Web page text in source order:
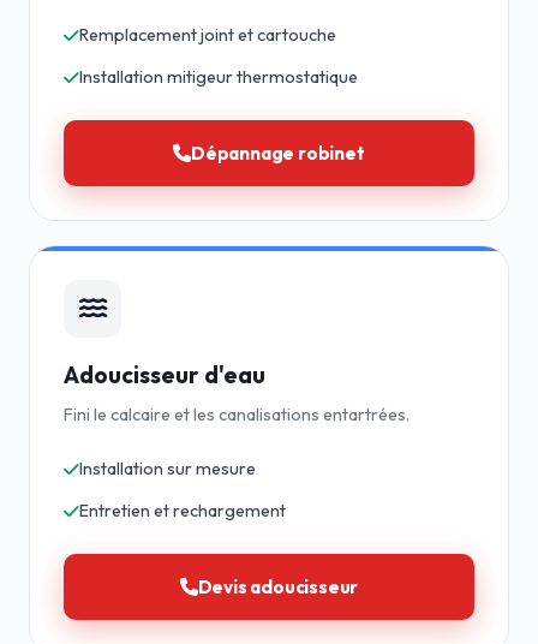
Remplacement joint et cartouche
Installation mitigeur thermostatique
Dépannage robinet
Adoucisseur d'eau
Fini le calcaire et les canalisations entartrées.
Installation sur mesure
Entretien et rechargement
Devis adoucisseur